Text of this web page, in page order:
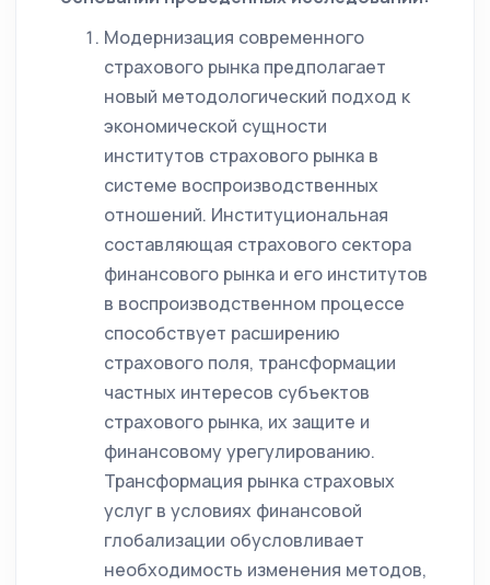
Модернизация современного
страхового рынка предполагает
новый методологический подход к
экономической сущности
институтов страхового рынка в
системе воспроизводственных
отношений. Институциональная
составляющая страхового сектора
финансового рынка и его институтов
в воспроизводственном процессе
способствует расширению
страхового поля, трансформации
частных интересов субъектов
страхового рынка, их защите и
финансовому урегулированию.
Трансформация рынка страховых
услуг в условиях финансовой
глобализации обусловливает
необходимость изменения методов,